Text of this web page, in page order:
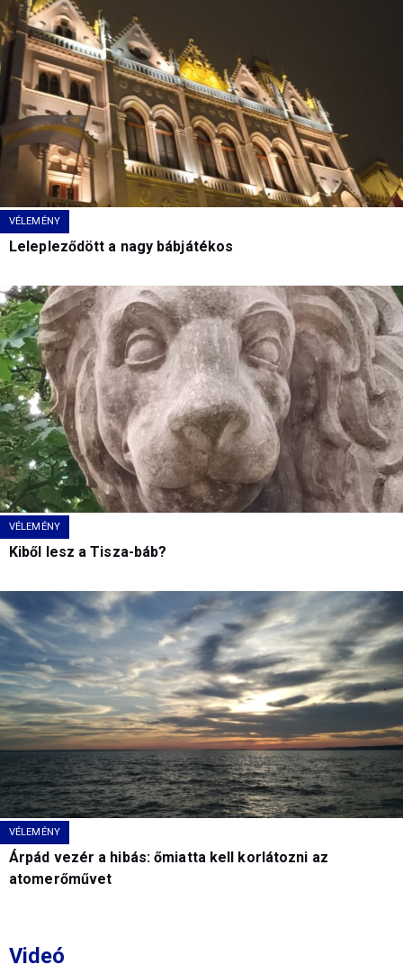
VÉLEMÉNY
Lelepleződött a nagy bábjátékos
VÉLEMÉNY
Kiből lesz a Tisza-báb?
VÉLEMÉNY
Árpád vezér a hibás: őmiatta kell korlátozni az
atomerőművet
Videó